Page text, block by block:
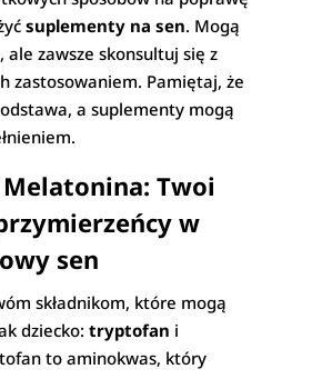
suplementy na sen. Mogą
ale zawsze skonsultuj się z
zastosowaniem. Pamiętaj, że
a suplementy mogą
Twoi
w
sen
składnikom, które mogą
dziecko:tryptofan i
to aminokwas, który